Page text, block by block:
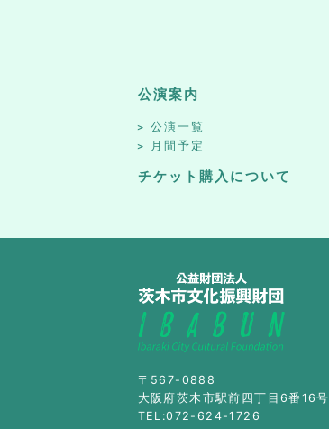
公演案内
公演一覧
月間予定
チケット購入について
〒567-0888
大阪府茨木市駅前四丁目6番16号
TEL:072-624-1726